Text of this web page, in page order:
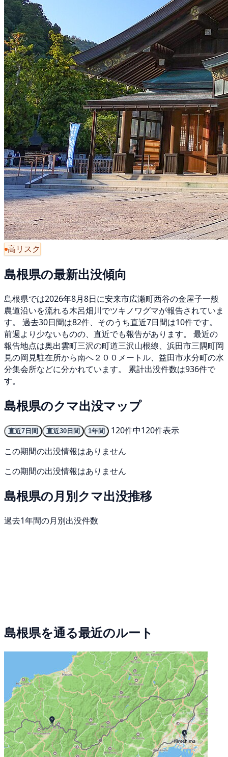
高リスク
島根県の最新出没傾向
島根県では2026年8月8日に安来市広瀬町西谷の金屋子一般
農道沿いを流れる木呂畑川でツキノワグマが報告されていま
す。 過去30日間は82件、そのうち直近7日間は10件です。
前週より少ないものの、直近でも報告があります。 最近の
報告地点は奥出雲町三沢の町道三沢山根線、浜田市三隅町岡
見の岡見駐在所から南へ２００メートル、益田市水分町の水
分集会所などに分かれています。 累計出没件数は936件で
す。
島根県のクマ出没マップ
直近7日間 直近30日間 1年間
120件中120件表示
この期間の出没情報はありません
この期間の出没情報はありません
島根県の月別クマ出没推移
過去1年間の月別出没件数
島根県を通る最近のルート